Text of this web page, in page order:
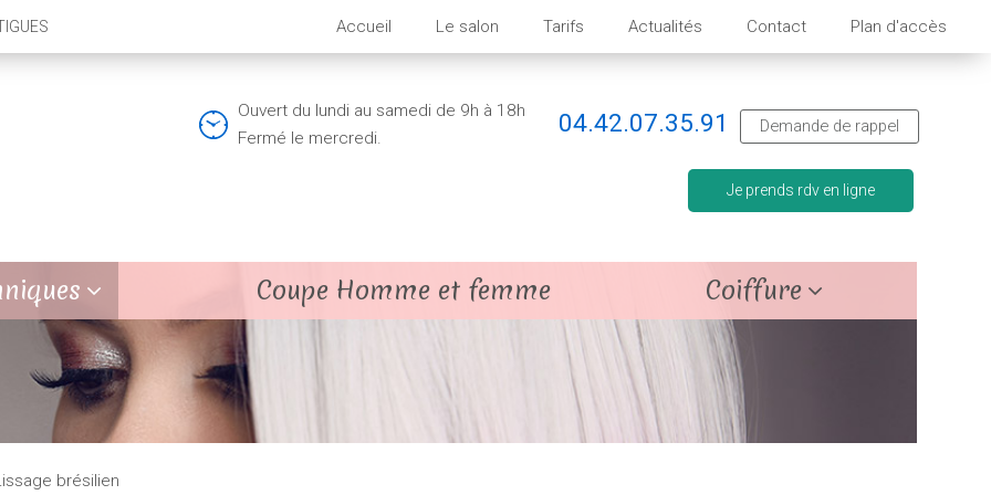
Accueil Le salon Tarifs Actualités Contact Plan d'accès
Ouvert du lundi au samedi de 9h à 18h
Fermé le mercredi.
04.42.07.35.91 Demande de rappel
Je prends rdv en ligne
Coupe Homme et femme Coiffure
brésilien